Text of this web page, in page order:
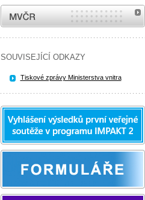
MVČR
SOUVISEJÍCÍ ODKAZY
Tiskové zprávy Ministerstva vnitra